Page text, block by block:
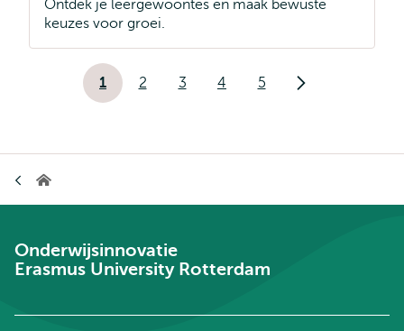
Ontdek je leergewoontes en maak bewuste
keuzes voor groei.
Paginering
Huidige
1
Pagina
2
Pagina
3
Pagina
4
Pagina
5
Volgende
Onderwijsinnovatie
Onderwijsinnovatie
Erasmus University Rotterdam